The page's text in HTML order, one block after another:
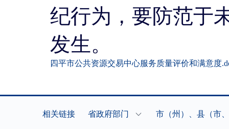
纪行为，要防范于
发生。
四平市公共资源交易中心服务质量评价和满意度
相关链接 省政府部门 市（州）、县（市